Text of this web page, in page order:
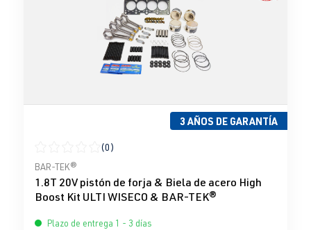
3 AÑOS DE GARANTÍA
Calificación promedio de 0 de 5 estrellas
(0)
BAR-TEK®
1.8T 20V pistón de forja & Biela de acero High
Boost Kit ULTI WISECO & BAR-TEK®
Plazo de entrega 1 - 3 días